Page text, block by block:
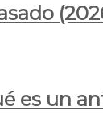
es un